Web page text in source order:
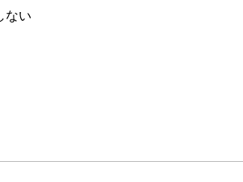
ない